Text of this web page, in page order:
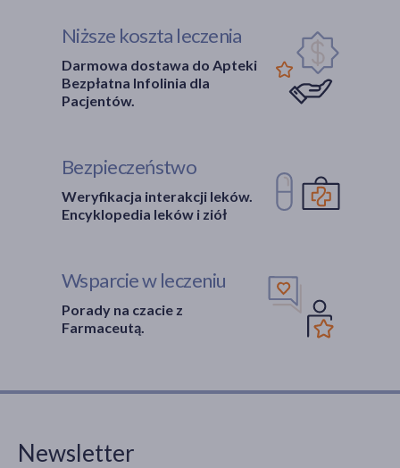
Niższe koszta leczenia
Darmowa dostawa do Apteki
Bezpłatna Infolinia dla
Pacjentów.
Bezpieczeństwo
Weryfikacja interakcji leków.
Encyklopedia leków i ziół
Wsparcie w leczeniu
Porady na czacie z
Farmaceutą.
Newsletter